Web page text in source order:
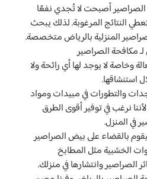
الصراصير أصبحت لا تُجدي نفعًا
النتائج المرغوبة. لذلك يبحث
المنزلية بالرياض متخصصة.
مكافحة الصراصير
وخاصة لا يوجد لها أي رائحة ولا
استنشاقها.
والتطورات في مبيدات ومواد
نرغب في توفير أقوى الطرق
في المنزل.
بالقضاء على بيض الصراصير
الخشبية مثل المطابخ
الصراصير وانتشارها في منزلك.